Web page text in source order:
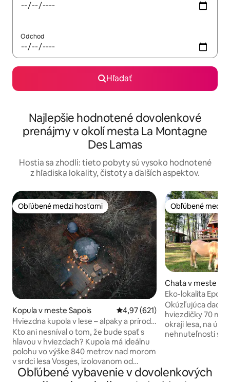
Odchod
Hľadať
Najlepšie hodnotené dovolenkové
prenájmy v okolí mesta La Montagne
Des Lamas
Hostia sa zhodli: tieto pobyty sú vysoko hodnotené
z hľadiska lokality, čistoty a ďalších aspektov.
Obľúbené medzi hosťami
Obľúbené medzi hosťami
Kopula v meste Sapois Priemerné ohodnotenie 4,97 z
4,97 (621)
Hviezdna kupola v lese – alpaky a príroda
Gérardmer
Kto ani nesníval o tom, že bude spať s
hlavou v hviezdach? Kupola má ideálnu
polohu vo výške 840 metrov nad morom
v srdci lesa Vosges, izolovanom od
akéhokoľvek suseda, pre optimálny
Obľúbené medzi
Obľúbené medzi
Chata v meste
ande
Eko-lokalita
park Vogézy
Okúzľujúca dacha
hviezdičky 70 m2
okraji lesa, na
nehnuteľnosti s
reťaze či ponožky Cabanon, gril, detské
Obľúbené vybavenie v dovolenkových